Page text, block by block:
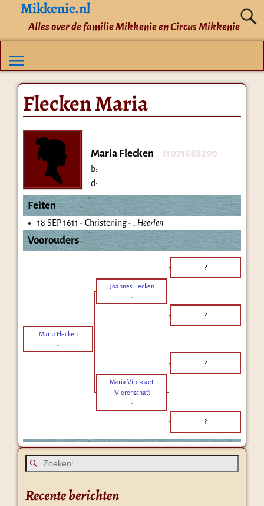
Mikkenie.nl
Alles over de familie Mikkenie en Circus Mikkenie
Flecken Maria
Maria Flecken I1071688290
b:
d:
Feiten
18 SEP 1611 - Christening - ; Heerlen
Voorouders
?
Joannes Flecken
-
?
Maria Flecken
-
?
Maria Virescaet
(Vierenschat)
-
?
Recente berichten